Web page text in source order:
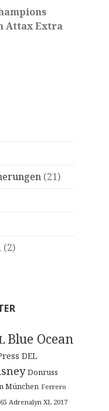
Attax Extra
(21)
(2)
Blue Ocean
DEL
Donruss
München Ferrero
Adrenalyn XL 2017